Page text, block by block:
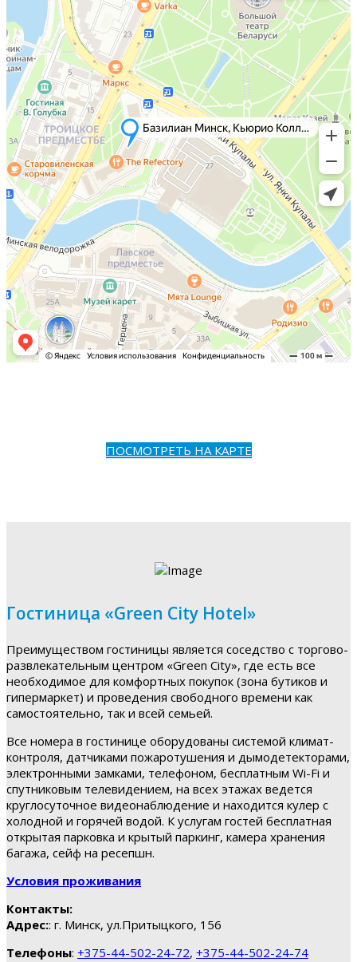
ПОСМОТРЕТЬ НА КАРТЕ
Гостиница «Green City Hotel»
Преимуществом гостиницы является соседство с торгово-
развлекательным центром «Green City», где есть все
необходимое для комфортных покупок (зона бутиков и
гипермаркет) и проведения свободного времени как
самостоятельно, так и всей семьей.
Все номера в гостинице оборудованы системой климат-
контроля, датчиками пожаротушения и дымодетекторами,
электронными замками, телефоном, бесплатным Wi-Fi и
спутниковым телевидением, на всех этажах ведется
круглосуточное видеонаблюдение и находится кулер с
холодной и горячей водой. К услугам гостей бесплатная
открытая парковка и крытый паркинг, камера хранения
багажа, сейф на ресепшн.
Условия проживания
Контакты:
Адрес:: г. Минск, ул.Притыцкого, 156
Телефоны: +375-44-502-24-72, +375-44-502-24-74